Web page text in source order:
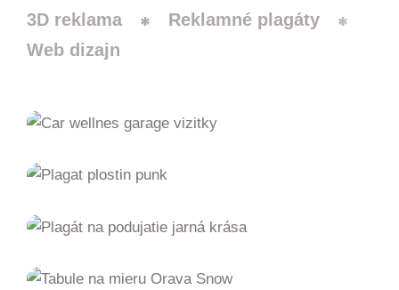
3D reklama
Reklamné plagáty
Web dizajn